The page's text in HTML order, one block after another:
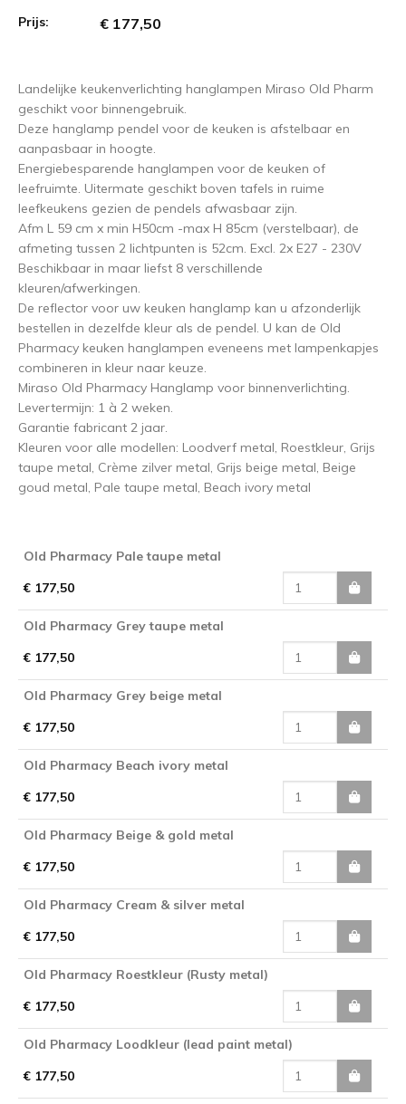
Prijs:
€ 177,50
Landelijke keukenverlichting hanglampen Miraso Old Pharm
geschikt voor binnengebruik.
Deze hanglamp pendel voor de keuken is afstelbaar en
aanpasbaar in hoogte.
Energiebesparende hanglampen voor de keuken of
leefruimte. Uitermate geschikt boven tafels in ruime
leefkeukens gezien de pendels afwasbaar zijn.
Afm L 59 cm x min H50cm -max H 85cm (verstelbaar), de
afmeting tussen 2 lichtpunten is 52cm. Excl. 2x E27 - 230V
Beschikbaar in maar liefst 8 verschillende
kleuren/afwerkingen.
De reflector voor uw keuken hanglamp kan u afzonderlijk
bestellen in dezelfde kleur als de pendel. U kan de Old
Pharmacy keuken hanglampen eveneens met lampenkapjes
combineren in kleur naar keuze.
Miraso Old Pharmacy Hanglamp voor binnenverlichting.
Levertermijn: 1 à 2 weken.
Garantie fabricant 2 jaar.
Kleuren voor alle modellen: Loodverf metal, Roestkleur, Grijs
taupe metal, Crème zilver metal, Grijs beige metal, Beige
goud metal, Pale taupe metal, Beach ivory metal
Old Pharmacy Pale taupe metal
€ 177,50
Old Pharmacy Grey taupe metal
€ 177,50
Old Pharmacy Grey beige metal
€ 177,50
Old Pharmacy Beach ivory metal
€ 177,50
Old Pharmacy Beige & gold metal
€ 177,50
Old Pharmacy Cream & silver metal
€ 177,50
Old Pharmacy Roestkleur (Rusty metal)
€ 177,50
Old Pharmacy Loodkleur (lead paint metal)
€ 177,50